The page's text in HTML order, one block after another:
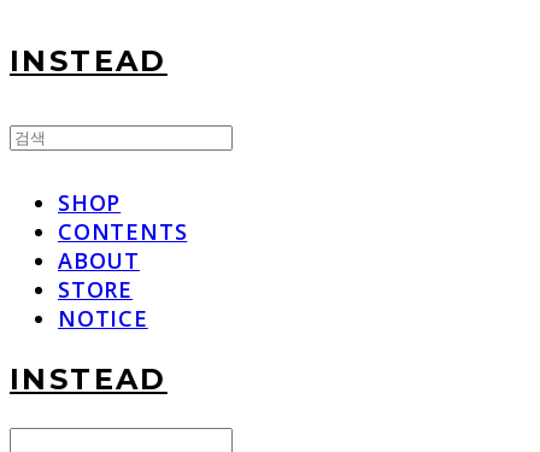
INSTEAD
SHOP
CONTENTS
ABOUT
STORE
NOTICE
INSTEAD